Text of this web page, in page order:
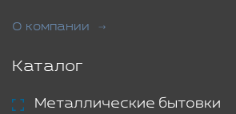
О компании
Каталог
Металлические бытовки